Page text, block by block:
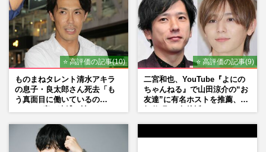
⭐ 高評価の記事(10)
ものまねタレント清水アキラ
の息子・良太郎さん死去「も
う真面目に働いているの
⭐ 高評価の記事(9)
二宮和也、YouTube『よにの
ちゃんねる』で山田涼介の“お
友達”に有名ホストを推薦、歌